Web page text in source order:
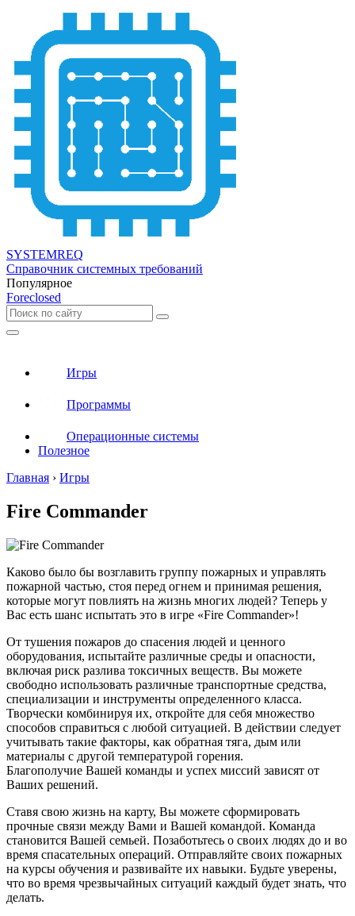
SYSTEMREQ
Справочник системных требований
Популярное
Foreclosed
Игры
Программы
Операционные системы
Полезное
Главная › Игры
Fire Commander
Каково было бы возглавить группу пожарных и управлять
пожарной частью, стоя перед огнем и принимая решения,
которые могут повлиять на жизнь многих людей? Теперь у
Вас есть шанс испытать это в игре «Fire Commander»!
От тушения пожаров до спасения людей и ценного
оборудования, испытайте различные среды и опасности,
включая риск разлива токсичных веществ. Вы можете
свободно использовать различные транспортные средства,
специализации и инструменты определенного класса.
Творчески комбинируя их, откройте для себя множество
способов справиться с любой ситуацией. В действии следует
учитывать такие факторы, как обратная тяга, дым или
материалы с другой температурой горения.
Благополучие Вашей команды и успех миссий зависят от
Ваших решений.
Ставя свою жизнь на карту, Вы можете сформировать
прочные связи между Вами и Вашей командой. Команда
становится Вашей семьей. Позаботьтесь о своих людях до и во
время спасательных операций. Отправляйте своих пожарных
на курсы обучения и развивайте их навыки. Будьте уверены,
что во время чрезвычайных ситуаций каждый будет знать, что
делать.